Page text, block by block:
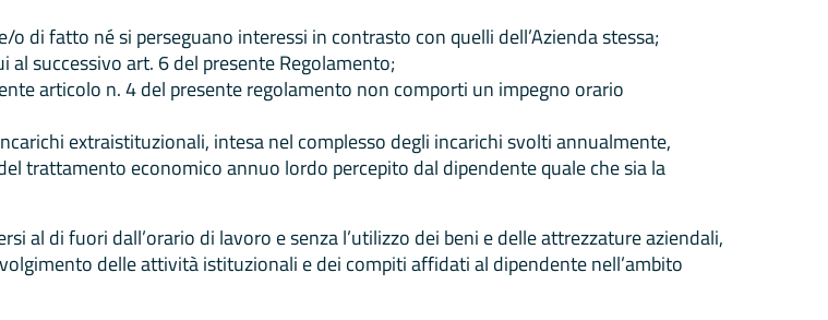
di fatto né si perseguano interessi in contrasto con quelli dell’Azienda stessa;
successivo art. 6 del presente Regolamento;
articolo n. 4 del presente regolamento non comporti un impegno orario
extraistituzionali, intesa nel complesso degli incarichi svolti annualmente,
trattamento economico annuo lordo percepito dal dipendente quale che sia la
al di fuori dall’orario di lavoro e senza l’utilizzo dei beni e delle attrezzature aziendali,
delle attività istituzionali e dei compiti affidati al dipendente nell’ambito